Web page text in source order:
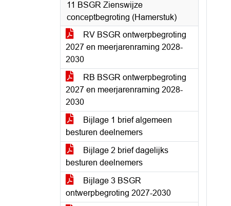
11 BSGR Zienswijze
conceptbegroting (Hamerstuk)
RV BSGR ontwerpbegroting
2027 en meerjarenraming 2028-
2030
RB BSGR ontwerpbegroting
2027 en meerjarenraming 2028-
2030
Bijlage 1 brief algemeen
besturen deelnemers
Bijlage 2 brief dagelijks
besturen deelnemers
Bijlage 3 BSGR
ontwerpbegroting 2027-2030